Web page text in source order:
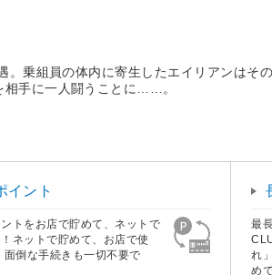
乗組員の体内に寄生したエイリアンはそ
相手に一人闘うことに……。
イント
ントをお店で貯めて、ネットで
ネットで貯めて、お店で使
面倒な手続きも一切不要で
最
れ
め